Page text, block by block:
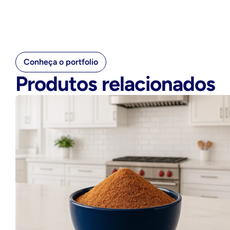
Conheça o portfolio
Produtos relacionados